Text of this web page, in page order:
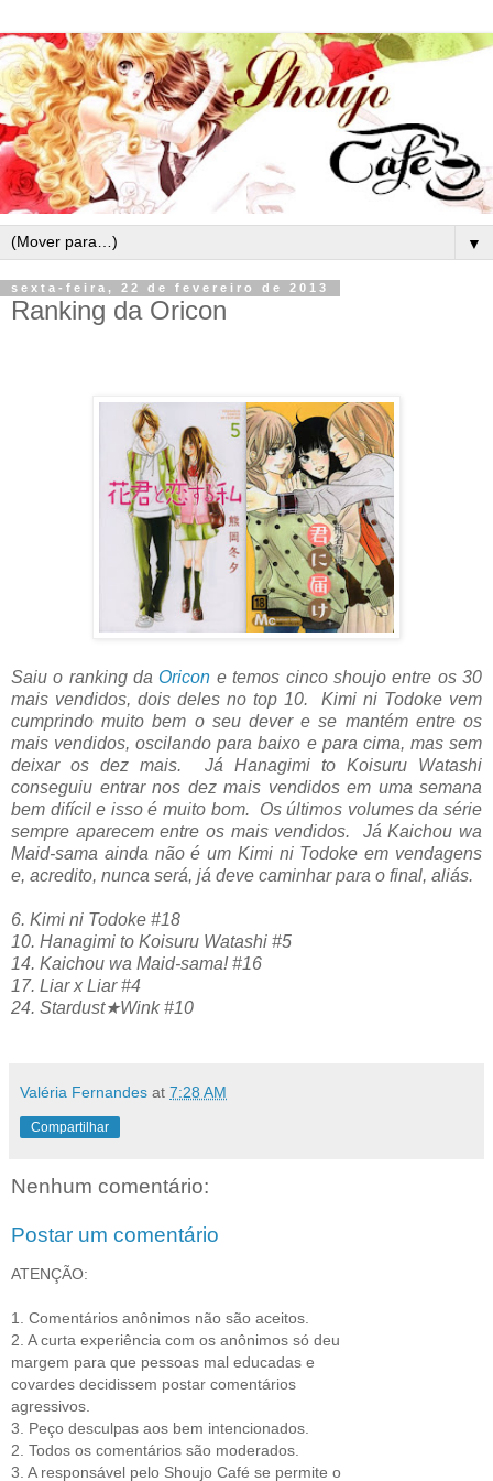
▼
sexta-feira, 22 de fevereiro de 2013
Ranking da Oricon
Saiu o ranking da Oricon e temos cinco shoujo entre os 30
mais vendidos, dois deles no top 10. Kimi ni Todoke vem
cumprindo muito bem o seu dever e se mantém entre os
mais vendidos, oscilando para baixo e para cima, mas sem
deixar os dez mais. Já Hanagimi to Koisuru Watashi
conseguiu entrar nos dez mais vendidos em uma semana
bem difícil e isso é muito bom. Os últimos volumes da série
sempre aparecem entre os mais vendidos. Já Kaichou wa
Maid-sama ainda não é um Kimi ni Todoke em vendagens
e, acredito, nunca será, já deve caminhar para o final, aliás.
6. Kimi ni Todoke #18
10. Hanagimi to Koisuru Watashi #5
14. Kaichou wa Maid-sama! #16
17. Liar x Liar #4
24. Stardust★Wink #10
Valéria Fernandes at 7:28 AM
Compartilhar
Nenhum comentário:
Postar um comentário
ATENÇÃO:
1. Comentários anônimos não são aceitos.
2. A curta experiência com os anônimos só deu
margem para que pessoas mal educadas e
covardes decidissem postar comentários
agressivos.
3. Peço desculpas aos bem intencionados.
2. Todos os comentários são moderados.
3. A responsável pelo Shoujo Café se permite o